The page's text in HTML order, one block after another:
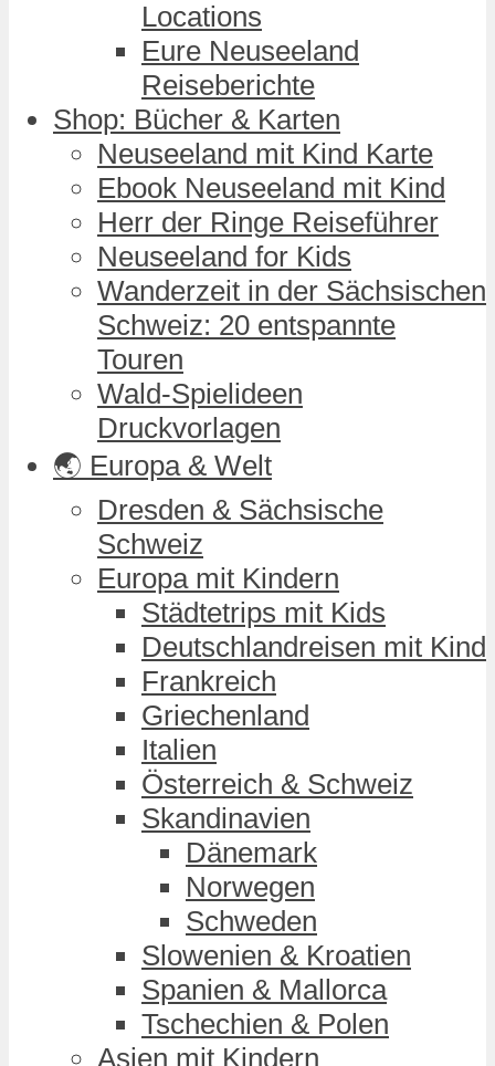
Locations
Eure Neuseeland
Reiseberichte
Shop: Bücher & Karten
Neuseeland mit Kind Karte
Ebook Neuseeland mit Kind
Herr der Ringe Reiseführer
Neuseeland for Kids
Wanderzeit in der Sächsischen
Schweiz: 20 entspannte
Touren
Wald-Spielideen
Druckvorlagen
🌏 Europa & Welt
Dresden & Sächsische
Schweiz
Europa mit Kindern
Städtetrips mit Kids
Deutschlandreisen mit Kind
Frankreich
Griechenland
Italien
Österreich & Schweiz
Skandinavien
Dänemark
Norwegen
Schweden
Slowenien & Kroatien
Spanien & Mallorca
Tschechien & Polen
Asien mit Kindern